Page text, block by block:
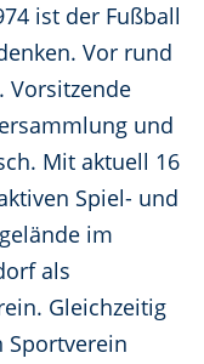
ist der Fußball
Vor rund
Vorsitzende
und
Mit aktuell 16
Spiel- und
im
als
Gleichzeitig
Sportverein